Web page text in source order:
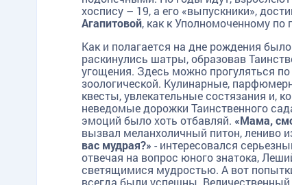
хоспису – 19, а его «выпускники»,
Агапитовой, как к Уполномоченному по
Как и полагается на дне рождения
раскинулись шатры, образовав
угощения. Здесь можно прогуляться
зоологической. Кулинарные,
квесты, увлекательные состязания и,
неведомые дорожки Таинственного
эмоций было хоть отбавляй. «Мама,
вызвал меланхоличный питон, лениво
вас мудрая?» - интересовался
отвечая на вопрос юного знатока,
светящимися мудростью. А вот
всегда были успешны.